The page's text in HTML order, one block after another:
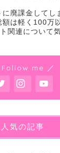
廃課金してし
額は軽く100万
関連について
Follow me ／
人気の記事